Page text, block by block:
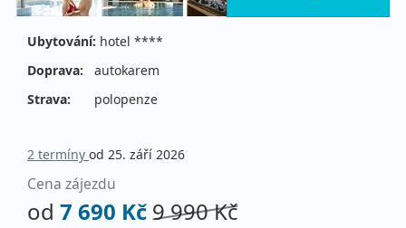
Ubytování: hotel ****
Doprava:
autokarem
Strava:
polopenze
2 termíny od 25. září 2026
Cena zájezdu
od 7 690 Kč9 990 Kč